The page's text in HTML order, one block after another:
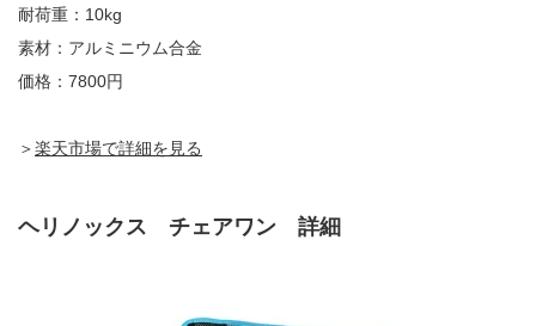
耐荷重：10kg
素材：アルミニウム合金
価格：7800円
＞楽天市場で詳細を見る
ヘリノックス チェアワン 詳細